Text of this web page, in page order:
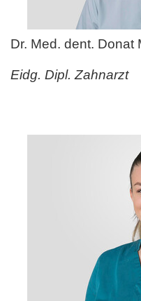
Dr. Med. dent. Donat
Eidg. Dipl. Zahnarzt